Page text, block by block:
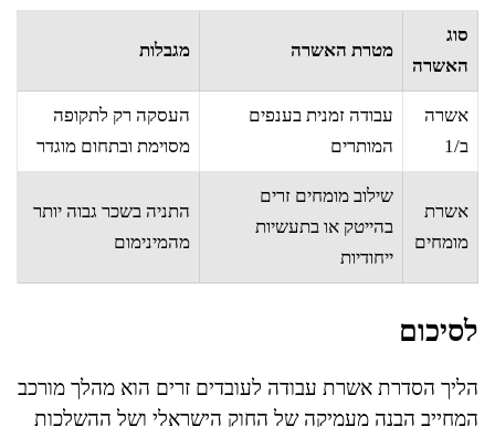
סוג
האשרה
מטרת האשרה מגבלות
אשרה
ב/1
עבודה זמנית בענפים
המותרים
העסקה רק לתקופה
מסוימת ובתחום מוגדר
אשרת
מומחים
שילוב מומחים זרים
בהייטק או בתעשיות
ייחודיות
התניה בשכר גבוה יותר
מהמינימום
לסיכום
הליך הסדרת אשרת עבודה לעובדים זרים הוא מהלך מורכב
המחייב הבנה מעמיקה של החוק הישראלי ושל ההשלכות